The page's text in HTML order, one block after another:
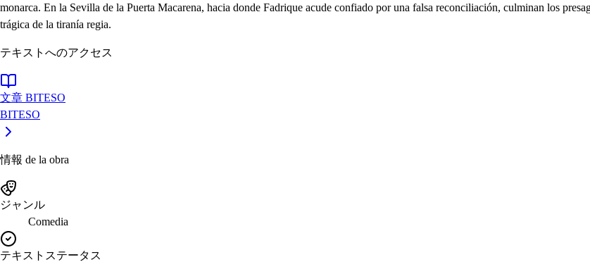
monarca. En la Sevilla de la Puerta Macarena, hacia donde Fadrique acude confiado por una falsa reconciliación, culminan los
trágica de la tiranía regia.
テキストへのアクセス
文章 BITESO
BITESO
情報 de la obra
ジャンル
Comedia
テキストステータス